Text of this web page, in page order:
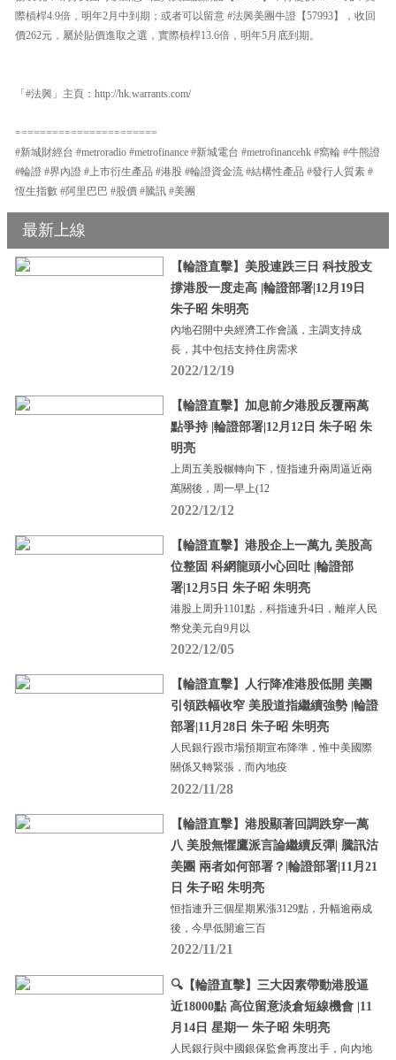
際槓桿4.9倍，明年2月中到期；或者可以留意 #法興美團牛證【57993】，收回
價262元，屬於貼價進取之選，實際槓桿13.6倍，明年5月底到期。
「#法興」主頁：http://hk.warrants.com/
=======================
#新城財經台 #metroradio #metrofinance #新城電台 #metrofinancehk #窩輪 #牛熊證
#輪證 #界內證 #上市衍生產品 #港股 #輪證資金流 #結構性產品 #發行人質素 #
恆生指數 #阿里巴巴 #股價 #騰訊 #美團
最新上線
【輪證直擊】美股連跌三日 科技股支
撐港股一度走高 |輪證部署|12月19日
朱子昭 朱明亮
內地召開中央經濟工作會議，主調支持成
長，其中包括支持住房需求
2022/12/19
【輪證直擊】加息前夕港股反覆兩萬
點爭持 |輪證部署|12月12日 朱子昭 朱
明亮
上周五美股輾轉向下，恆指連升兩周逼近兩
萬關後，周一早上(12
2022/12/12
【輪證直擊】港股企上一萬九 美股高
位整固 科網龍頭小心回吐 |輪證部
署|12月5日 朱子昭 朱明亮
港股上周升1101點，科指連升4日，離岸人民
幣兌美元自9月以
2022/12/05
【輪證直擊】人行降准港股低開 美團
引領跌幅收窄 美股道指繼續強勢 |輪證
部署|11月28日 朱子昭 朱明亮
人民銀行跟市場預期宣布降準，惟中美國際
關係又轉緊張，而內地疫
2022/11/28
【輪證直擊】港股顯著回調跌穿一萬
八 美股無懼鷹派言論繼續反彈| 騰訊沽
美團 兩者如何部署？|輪證部署|11月21
日 朱子昭 朱明亮
恒指連升三個星期累漲3129點，升幅逾兩成
後，今早低開逾三百
2022/11/21
🔍【輪證直擊】三大因素帶動港股逼
近18000點 高位留意淡倉短線機會 |11
月14日 星期一 朱子昭 朱明亮
人民銀行與中國銀保監會再度出手，向內地